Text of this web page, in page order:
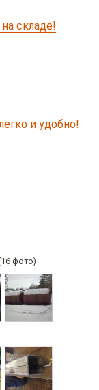
складе!
и удобно!
фото)